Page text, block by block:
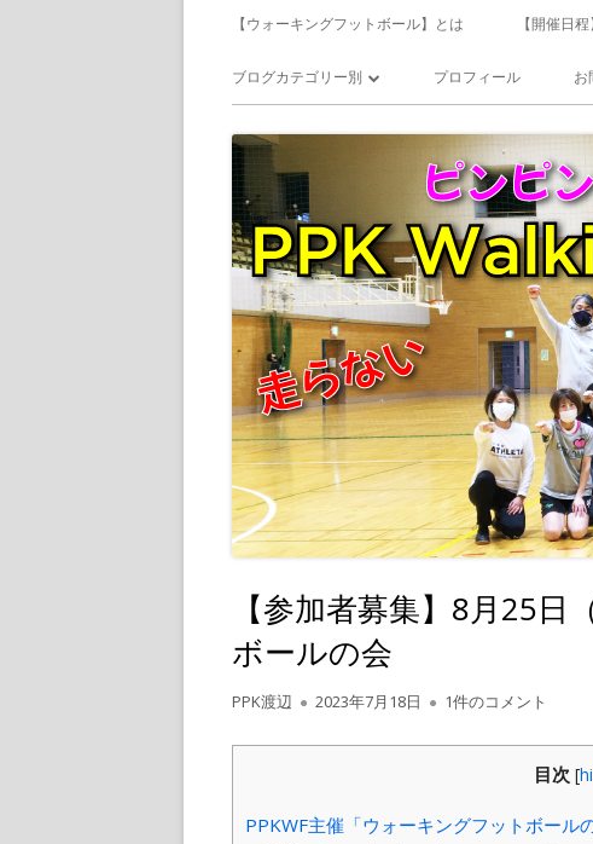
メ
イ
ン
メ
ニ
ュ
ー
【ウォーキングフットボール】とは 【開催日
ブログカテゴリー別
サッカー
食べ飲み歩き
日記
備忘録
プロフィール お
【参加者募集】8月25
ボールの会
作
PPK渡辺
公
2023年7月18日 【参加者募集】8月
1件のコメント
目次 [
PPKWF主催「ウォーキングフットボール